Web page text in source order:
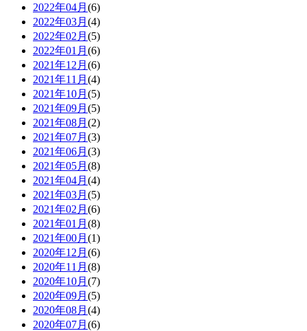
2022年04月 (6)
2022年03月 (4)
2022年02月 (5)
2022年01月 (6)
2021年12月 (6)
2021年11月 (4)
2021年10月 (5)
2021年09月 (5)
2021年08月 (2)
2021年07月 (3)
2021年06月 (3)
2021年05月 (8)
2021年04月 (4)
2021年03月 (5)
2021年02月 (6)
2021年01月 (8)
2021年00月 (1)
2020年12月 (6)
2020年11月 (8)
2020年10月 (7)
2020年09月 (5)
2020年08月 (4)
2020年07月 (6)